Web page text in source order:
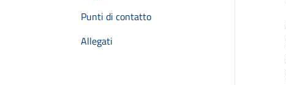
Punti di contatto
Allegati